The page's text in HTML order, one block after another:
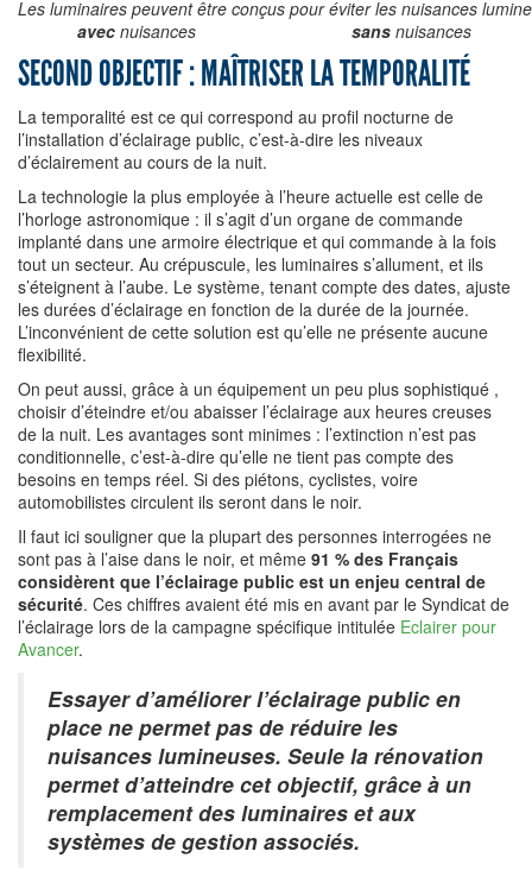
Les luminaires peuvent être conçus pour éviter les nuisances
avec nuisances sans nuisances
SECOND OBJECTIF : MAÎTRISER LA TEMPORALITÉ
La temporalité est ce qui correspond au profil nocturne de
l’installation d’éclairage public, c’est-à-dire les niveaux
d’éclairement au cours de la nuit.
La technologie la plus employée à l’heure actuelle est celle de
l’horloge astronomique : il s’agit d’un organe de commande
implanté dans une armoire électrique et qui commande à la fois
tout un secteur. Au crépuscule, les luminaires s’allument, et ils
s’éteignent à l’aube. Le système, tenant compte des dates, ajuste
les durées d’éclairage en fonction de la durée de la journée.
L’inconvénient de cette solution est qu’elle ne présente aucune
flexibilité.
On peut aussi, grâce à un équipement un peu plus sophistiqué ,
choisir d’éteindre et/ou abaisser l’éclairage aux heures creuses
de la nuit. Les avantages sont minimes : l’extinction n’est pas
conditionnelle, c’est-à-dire qu’elle ne tient pas compte des
besoins en temps réel. Si des piétons, cyclistes, voire
automobilistes circulent ils seront dans le noir.
Il faut ici souligner que la plupart des personnes interrogées ne
sont pas à l’aise dans le noir, et même 91 % des Français
considèrent que l’éclairage public est un enjeu central de
sécurité. Ces chiffres avaient été mis en avant par le Syndicat de
l’éclairage lors de la campagne spécifique intitulée Eclairer pour
Avancer.
Essayer d’améliorer l’éclairage public en
place ne permet pas de réduire les
nuisances lumineuses. Seule la rénovation
permet d’atteindre cet objectif, grâce à un
remplacement des luminaires et aux
systèmes de gestion associés.